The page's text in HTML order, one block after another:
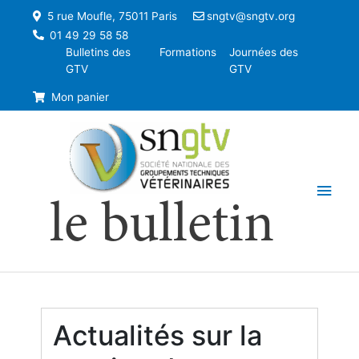
5 rue Moufle, 75011 Paris
sngtv@sngtv.org
01 49 29 58 58
Bulletins des
GTV
Formations
Journées des
GTV
Mon panier
le bulletin
Actualités sur la